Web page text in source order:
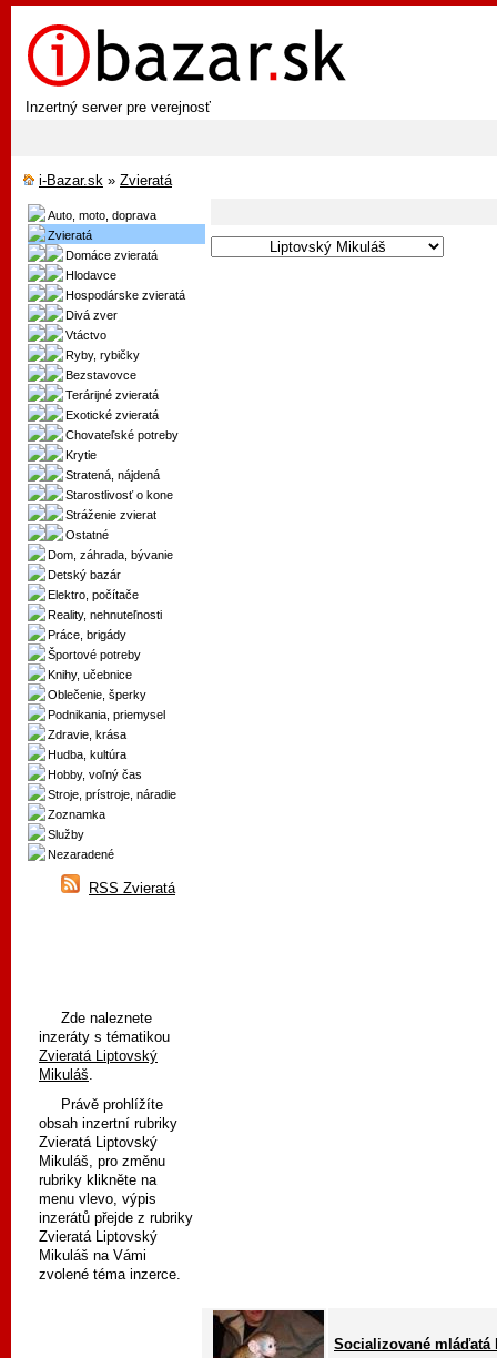
Inzertný server pre verejnosť
i-Bazar.sk » Zvieratá
Auto, moto, doprava
Zvieratá
Domáce zvieratá
Hlodavce
Hospodárske zvieratá
Divá zver
Vtáctvo
Ryby, rybičky
Bezstavovce
Terárijné zvieratá
Exotické zvieratá
Chovateľské potreby
Krytie
Stratená, nájdená
Starostlivosť o kone
Stráženie zvierat
Ostatné
Dom, záhrada, bývanie
Detský bazár
Elektro, počítače
Reality, nehnuteľnosti
Práce, brigády
Športové potreby
Knihy, učebnice
Oblečenie, šperky
Podnikania, priemysel
Zdravie, krása
Hudba, kultúra
Hobby, voľný čas
Stroje, prístroje, náradie
Zoznamka
Služby
Nezaradené
RSS Zvieratá
Zde naleznete
inzeráty s tématikou
Zvieratá Liptovský
Mikuláš.
Právě prohlížíte
obsah inzertní rubriky
Zvieratá Liptovský
Mikuláš, pro změnu
rubriky klikněte na
menu vlevo, výpis
inzerátů přejde z rubriky
Zvieratá Liptovský
Mikuláš na Vámi
zvolené téma inzerce.
Socializované